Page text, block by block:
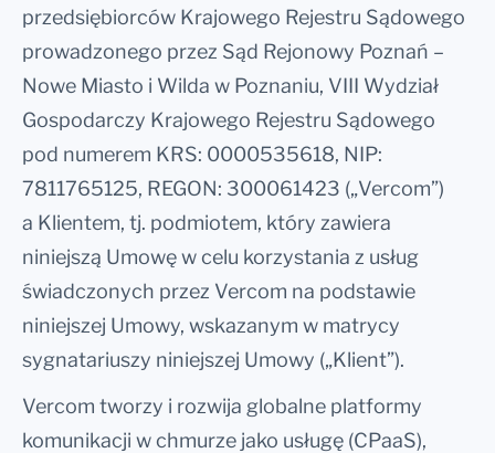
przedsiębiorców Krajowego Rejestru Sądowego
prowadzonego przez Sąd Rejonowy Poznań –
Nowe Miasto i Wilda w Poznaniu, VIII Wydział
Gospodarczy Krajowego Rejestru Sądowego
pod numerem KRS: 0000535618, NIP:
7811765125, REGON: 300061423 („Vercom”)
a Klientem, tj. podmiotem, który zawiera
niniejszą Umowę w celu korzystania z usług
świadczonych przez Vercom na podstawie
niniejszej Umowy, wskazanym w matrycy
sygnatariuszy niniejszej Umowy („Klient”).
Vercom tworzy i rozwija globalne platformy
komunikacji w chmurze jako usługę (CPaaS),